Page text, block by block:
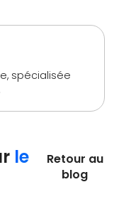
spécialisée
le
Retour au
blog